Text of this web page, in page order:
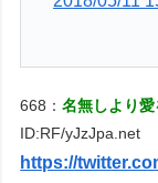
668：名無しより
ID:RF/yJzJpa.net
https://